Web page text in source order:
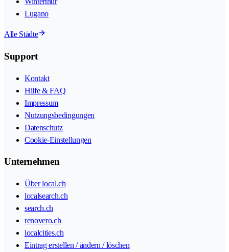
Lugano
Alle Städte
Support
Kontakt
Hilfe & FAQ
Impressum
Nutzungsbedingungen
Datenschutz
Cookie-Einstellungen
Unternehmen
Über local.ch
localsearch.ch
search.ch
renovero.ch
localcities.ch
Eintrag erstellen / ändern / löschen